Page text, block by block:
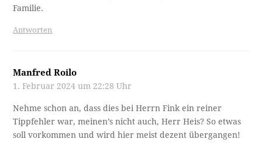
Familie.
Antworten
Manfred Roilo
1. Februar 2024 um 22:28 Uhr
Nehme schon an, dass dies bei Herrn Fink ein reiner
Tippfehler war, meinen’s nicht auch, Herr Heis? So etwas
soll vorkommen und wird hier meist dezent übergangen!